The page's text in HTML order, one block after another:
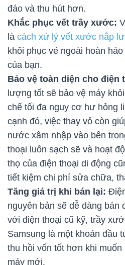
đáo và thu hút hơn.
Khắc phục vết trầy xước:
là cách xử lý vết xước nắp
khôi phục vẻ ngoài hoàn
của bạn.
Bảo vệ toàn diện cho điện
lượng tốt sẽ bảo vệ máy
chế tối đa nguy cơ hư hỏng
cạnh đó, việc thay vỏ còn
nước xâm nhập vào bên
thoại luôn sạch sẽ và hoạt
thọ của điện thoại di động
tiết kiệm chi phí sửa chữa,
Tăng giá trị khi bán lại:
nguyên bản sẽ dễ dàng
với điện thoại cũ kỹ, trầy
Samsung là một khoản đầu
thu hồi vốn tốt hơn khi muốn
máy mới.